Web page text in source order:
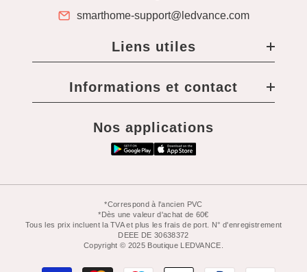
smarthome-support@ledvance.com
Liens utiles
Informations et contact
Nos applications
*Correspond à l'ancien PVC
*Dès une valeur d'achat de 60€
Tous les prix incluent la TVA et plus les frais de port. N° d'enregistrement
DEEE DE 30638372
Copyright © 2025 Boutique LEDVANCE.
Moyens